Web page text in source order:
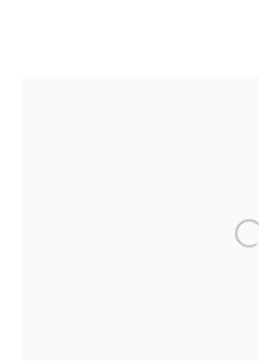
CENTENAIRE DE SA NAISSANCE